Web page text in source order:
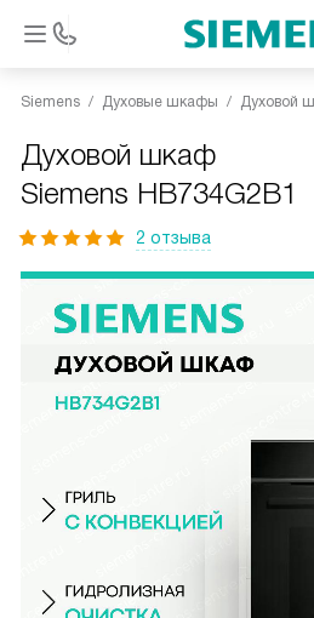
Siemens Духовые шкафы Духовой
Духовой шкаф
Siemens HB734G2B1
2 отзыва